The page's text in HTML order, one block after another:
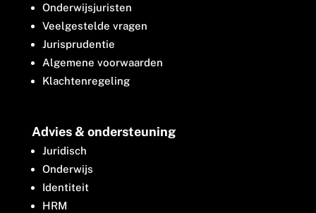
Onderwijsjuristen
Veelgestelde vragen
Jurisprudentie
Algemene voorwaarden
Klachtenregeling
Advies & ondersteuning
Juridisch
Onderwijs
Identiteit
HRM